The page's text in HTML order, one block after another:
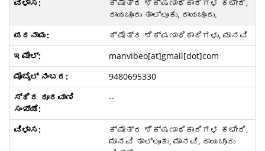
ಕ್ಷೇತ್ರ ಶಿಕ್ಷಣಾಧಿಕಾರಿಗಳ ಕಛೇರಿ,
ರಾಯಚೂರು ತಾಲ್ಲೂಕು, ರಾಯಚೂರು.
ಕ್ಷೇತ್ರ ಶಿಕ್ಷಣಾಧಿಕಾರಿಗಳು, ಮಾನವಿ
manvibeo[at]gmail[dot]com
9480695330
--
ಕ್ಷೇತ್ರ ಶಿಕ್ಷಣಾಧಿಕಾರಿಗಳ ಕಛೇರಿ,
ಮಾನವಿ ತಾಲ್ಲೂಕು, ಮಾನವಿ, ರಾಯಚೂರು